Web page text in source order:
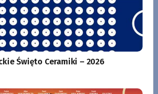
Święto Ceramiki – 2026